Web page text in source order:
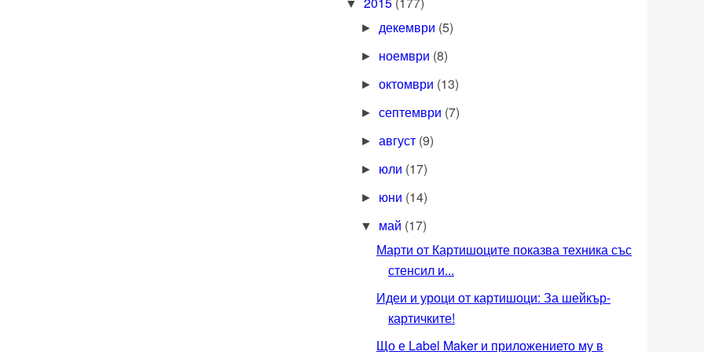
▼
► декември (5)
► ноември (8)
►октомври (13)
►септември (7)
►август (9)
► юли (17)
► юни (14)
▼ май (17)
Марти от Картишоците показва техника със
стенсил и...
Идеи и уроци от картишоци: За шейкър-
картичките!
Що е Label Maker и приложението му в